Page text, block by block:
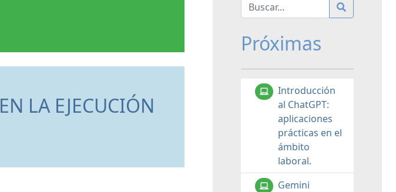
LA EJECUCIÓN
Próximas
Introducción
al ChatGPT:
aplicaciones
prácticas en el
ámbito
laboral.
Gemini